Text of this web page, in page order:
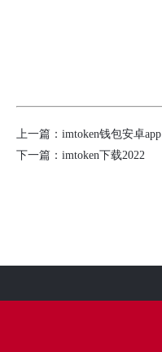
上一篇： imtoken钱包安卓app
下一篇： imtoken下载2022